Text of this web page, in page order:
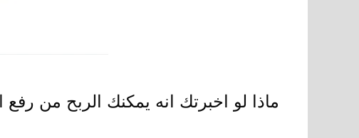
ماذا لو اخبرتك انه يمكنك الربح من رفع